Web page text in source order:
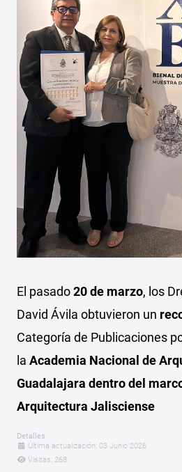
El pasado20 de marzo, los
David Ávila obtuvieron un
Categoría de Publicaciones
la Academia Nacional de
Guadalajara dentro del
Arquitectura Jalisciense
Detalles
Última actualización: 03 Junio 2026
Visitas: 268